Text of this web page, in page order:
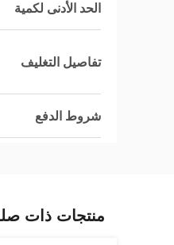
الحد الأدنى لكمية
تفاصيل التغليف
شروط الدفع
منتجات ذات